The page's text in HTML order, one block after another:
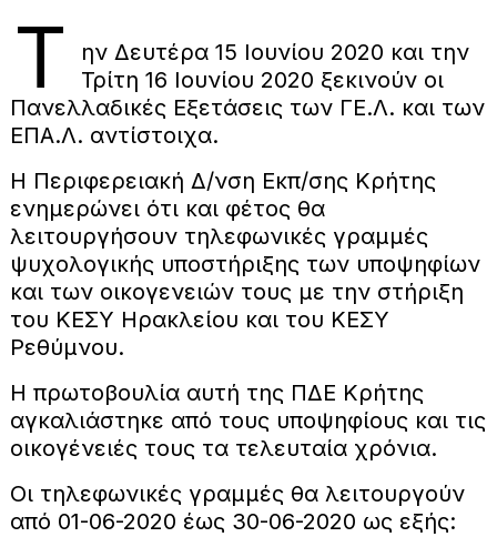
Τ
ην Δευτέρα 15 Ιουνίου 2020 και την
Τρίτη 16 Ιουνίου 2020 ξεκινούν οι
Πανελλαδικές Εξετάσεις των ΓΕ.Λ. και των
ΕΠΑ.Λ. αντίστοιχα.
H Περιφερειακή Δ/νση Εκπ/σης Κρήτης
ενημερώνει ότι και φέτος θα
λειτουργήσουν τηλεφωνικές γραμμές
ψυχολογικής υποστήριξης των υποψηφίων
και των οικογενειών τους με την στήριξη
του ΚΕΣΥ Ηρακλείου και του ΚΕΣΥ
Ρεθύμνου.
Η πρωτοβουλία αυτή της ΠΔΕ Κρήτης
αγκαλιάστηκε από τους υποψηφίους και τις
οικογένειές τους τα τελευταία χρόνια.
Οι τηλεφωνικές γραμμές θα λειτουργούν
από 01-06-2020 έως 30-06-2020 ως εξής: